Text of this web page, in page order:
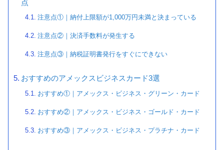
点
注意点①｜納付上限額が1,000万円未満と決まっている
注意点②｜決済手数料が発生する
注意点③｜納税証明書発行をすぐにできない
おすすめのアメックスビジネスカード3選
おすすめ①｜アメックス・ビジネス・グリーン・カード
おすすめ②｜アメックス・ビジネス・ゴールド・カード
おすすめ③｜アメックス・ビジネス・プラチナ・カード